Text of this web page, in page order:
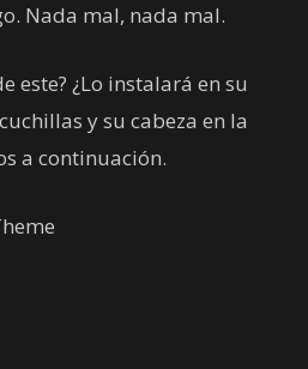
Nada mal, nada mal.
este? ¿Lo instalará en su
y su cabeza en la
a continuación.